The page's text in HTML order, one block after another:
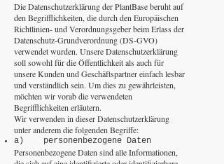
Die Datenschutzerklärung der PlantBase beruht auf
den Begrifflichkeiten, die durch den Europäischen
Richtlinien- und Verordnungsgeber beim Erlass der
Datenschutz-Grundverordnung (DS-GVO)
verwendet wurden. Unsere Datenschutzerklärung
soll sowohl für die Öffentlichkeit als auch für
unsere Kunden und Geschäftspartner einfach lesbar
und verständlich sein. Um dies zu gewährleisten,
möchten wir vorab die verwendeten
Begrifflichkeiten erläutern.
Wir verwenden in dieser Datenschutzerklärung
unter anderem die folgenden Begriffe:
a) personenbezogene Daten
Personenbezogene Daten sind alle Informationen,